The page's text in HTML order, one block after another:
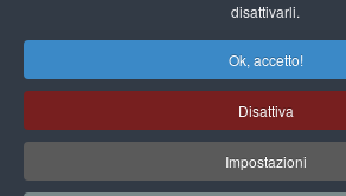
disattivarli.
Ok, accetto!
Disattiva
Impostazioni
segnala un problema di accessibilità
accessibilità
Privacy e note legali
Cookie Policy